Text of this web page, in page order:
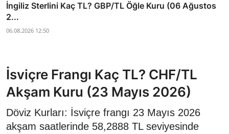
İngiliz Sterlini Kaç TL? GBP/TL Öğle Kuru (06 Ağustos
2...
06.08.2026 12:50
İsviçre Frangı Kaç TL? CHF/TL
Akşam Kuru (23 Mayıs 2026)
Döviz Kurları: İsviçre frangı 23 Mayıs 2026
akşam saatlerinde 58,2888 TL seviyesinde